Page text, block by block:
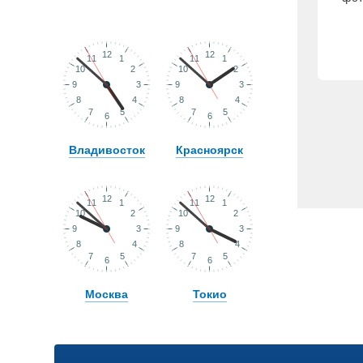
Владивосток Красноярск
Москва Токио